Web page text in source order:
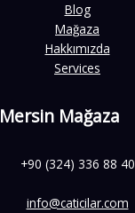
Blog
Mağaza
Hakkımızda
Services
Mersin Mağaza
+90 (324) 336 88 40
info@caticilar.com